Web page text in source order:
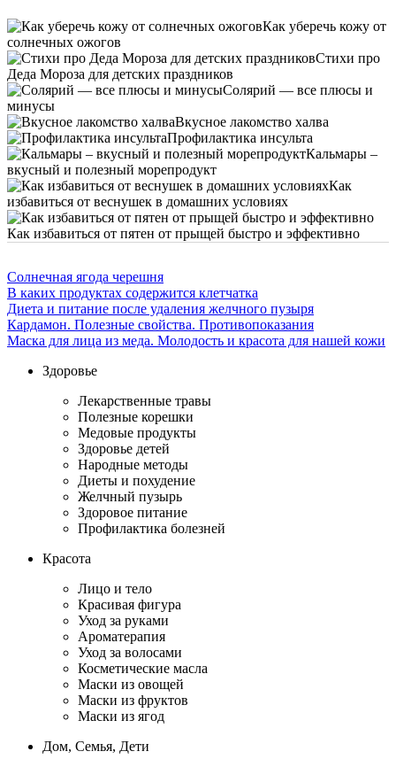
Как уберечь кожу от
солнечных ожогов
Стихи про
Деда Мороза для детских праздников
Солярий — все плюсы и
минусы
Вкусное лакомство халва
Профилактика инсульта
Кальмары –
вкусный и полезный морепродукт
Как
избавиться от веснушек в домашних условиях
Как избавиться от пятен от прыщей быстро и эффективно
Солнечная ягода черешня
В каких продуктах содержится клетчатка
Диета и питание после удаления желчного пузыря
Кардамон. Полезные свойства. Противопоказания
Маска для лица из меда. Молодость и красота для нашей кожи
Здоровье
Лекарственные травы
Полезные корешки
Медовые продукты
Здоровье детей
Народные методы
Диеты и похудение
Желчный пузырь
Здоровое питание
Профилактика болезней
Красота
Лицо и тело
Красивая фигура
Уход за руками
Ароматерапия
Уход за волосами
Косметические масла
Маски из овощей
Маски из фруктов
Маски из ягод
Дом, Семья, Дети